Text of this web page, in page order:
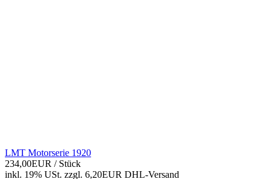
LMT Motorserie 1920
234,00EUR / Stück
inkl. 19% USt. zzgl. 6,20EUR DHL-Versand